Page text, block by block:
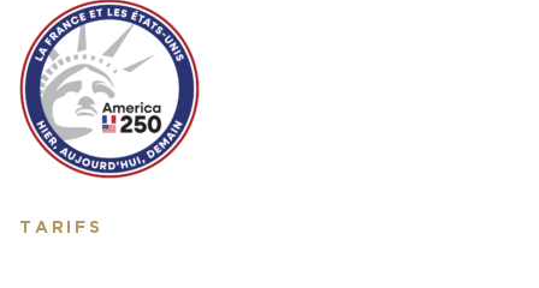
TARIFS